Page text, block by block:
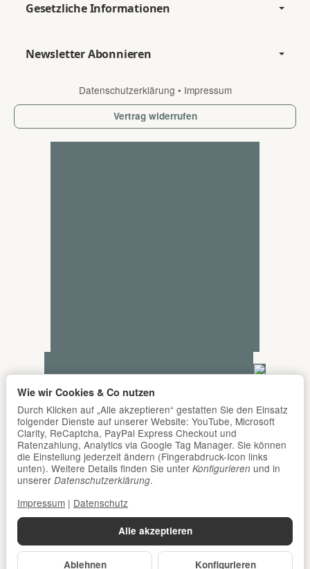
Gesetzliche Informationen
Newsletter Abonnieren
Datenschutzerklärung • Impressum
Vertrag widerrufen
Alle akzeptieren
Ablehnen Konfigurieren
Wie wir Cookies & Co nutzen
Durch Klicken auf „Alle akzeptieren“ gestatten Sie den Einsatz
folgender Dienste auf unserer Website: YouTube, Microsoft
Clarity, ReCaptcha, PayPal Express Checkout und
Ratenzahlung, Analytics via Google Tag Manager. Sie können
die Einstellung jederzeit ändern (Fingerabdruck-Icon links
unten). Weitere Details finden Sie unter Konfigurieren und in
unserer Datenschutzerklärung.
Impressum | Datenschutz